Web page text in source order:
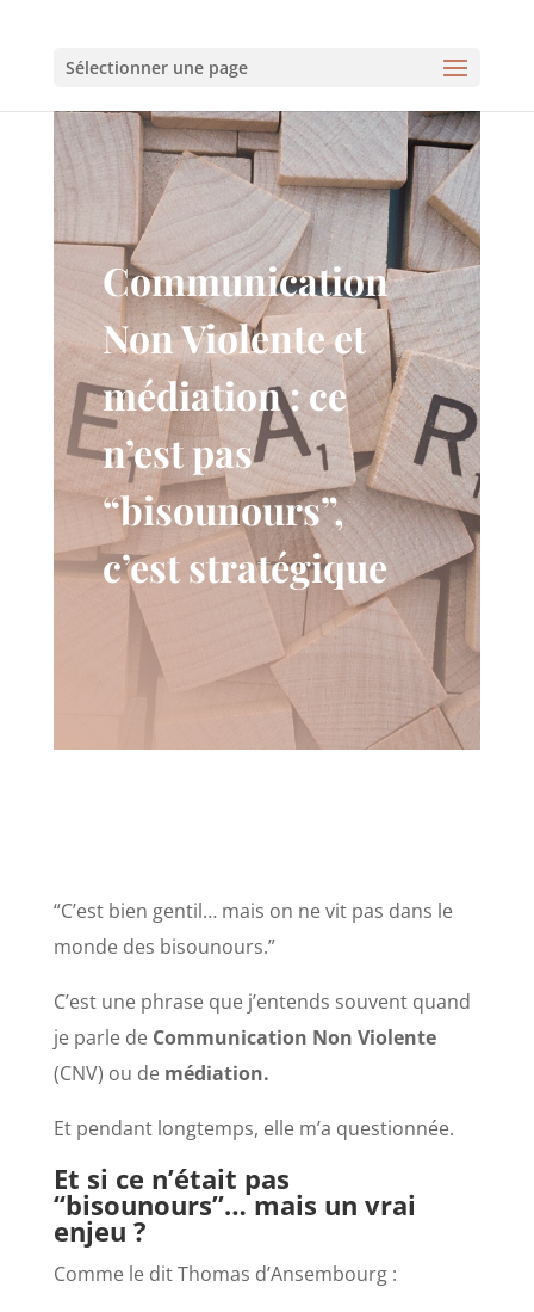
Sélectionner une page
Communication
Non Violente et
médiation : ce
n’est pas
“bisounours”,
c’est stratégique
“C’est bien gentil… mais on ne vit pas dans le
monde des bisounours.”
C’est une phrase que j’entends souvent quand
je parle de Communication Non Violente
(CNV) ou de médiation.
Et pendant longtemps, elle m’a questionnée.
Et si ce n’était pas
“bisounours”… mais un vrai
enjeu ?
Comme le dit Thomas d’Ansembourg :